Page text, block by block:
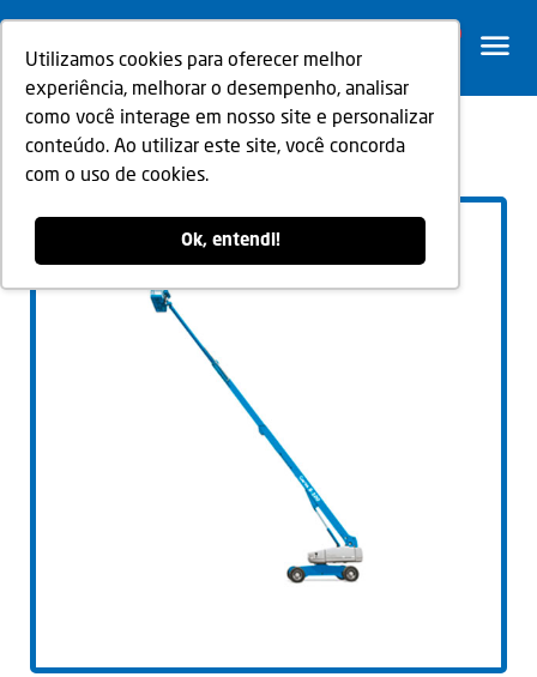
Utilizamos cookies para oferecer melhor
experiência, melhorar o desempenho, analisar
como você interage em nosso site e personalizar
conteúdo. Ao utilizar este site, você concorda
com o uso de cookies.
Ok, entendi!
Voltar